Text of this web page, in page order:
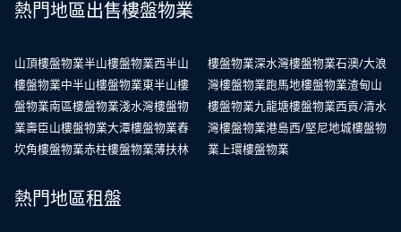
熱門地區出售樓盤物業
山頂樓盤物業半山樓盤物業西半山
樓盤物業中半山樓盤物業東半山樓
盤物業南區樓盤物業淺水灣樓盤物
業壽臣山樓盤物業大潭樓盤物業舂
坎角樓盤物業赤柱樓盤物業薄扶林
樓盤物業深水灣樓盤物業石澳/大浪
灣樓盤物業跑馬地樓盤物業渣甸山
樓盤物業九龍塘樓盤物業西貢/清水
灣樓盤物業港島西/堅尼地城樓盤物
業 上環樓盤物業
熱門地區租盤